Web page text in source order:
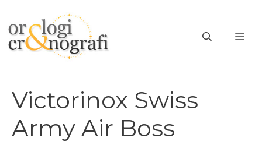
contenuto
Victorinox Swiss
Army Air Boss